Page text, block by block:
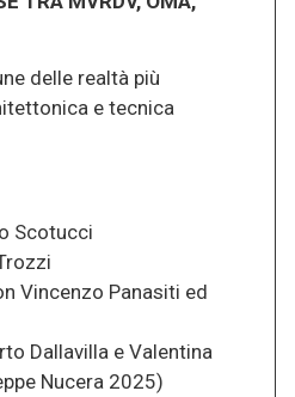
delle realtà più
e tecnica
Scotucci
Vincenzo Panasiti ed
Dallavilla e Valentina
Nucera 2025)